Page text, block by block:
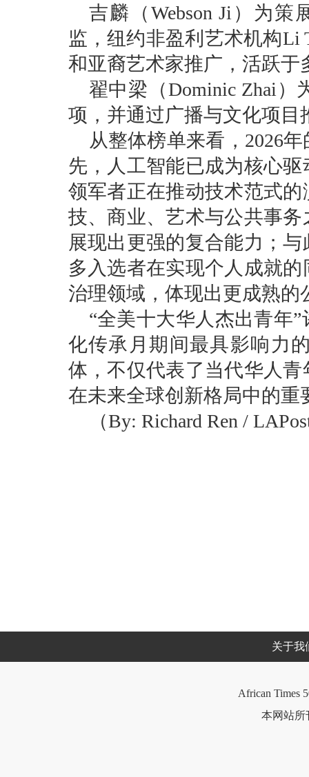
吉麟（Webson Ji）为策
监，纽约非盈利艺术机构Li
和亚裔艺术家推广， 活跃于
翟中梁（Dominic Zhai
项，并通过广播与文化项
从整体榜单来看，2026
先，人工智能已成为核心
领军者正在推动技术范式
技、商业、艺术与公共事
展现出更强的复合能力；
多入选者在实现个人成就
治理领域，体现出更成熟的
“全美十大华人杰出青年
化传承月期间最具影响力
体，不仅代表了当代华人
在未来全球创新格局中的重
（By: Richard Ren /
关于我
African Times
本网站所